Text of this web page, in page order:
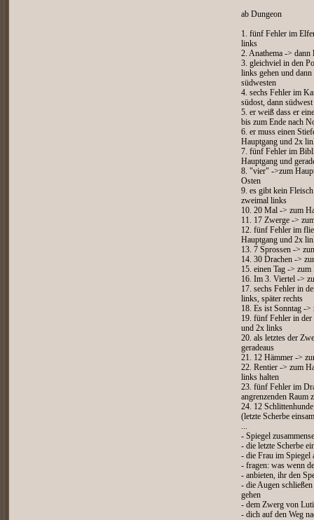
ab Dungeon
1. fünf Fehler im
links
2. Anathema -> dann
3. gleichviel in den
links gehen und
südwesten
4. sechs Fehler im
südost, dann südwest
5. er weiß dass er
bis zum Ende nach
6. er muss einen
Hauptgang und 2x
7. fünf Fehler im
Hauptgang und
8. "vier" ->zum
Osten
9. es gibt kein
zweimal links
10. 20 Mal -> zum
11. 17 Zwerge ->
12. fünf Fehler im
Hauptgang und 2x
13. 7 Sprossen ->
14. 30 Drachen ->
15. einen Tag ->
16. Im 3. Viertel ->
17. sechs Fehler in
links, später rechts
18. Es ist Sonntag ->
19. fünf Fehler in der
und 2x links
20. als letztes der
geradeaus
21. 12 Hämmer ->
22. Rentier -> zum
links halten
23. fünf Fehler im
angrenzenden Raum
24. 12
(letzte Scherbe
...
- Spiegel
- die letzte Scherbe
- die Frau im Spiegel
- fragen: was wenn
- anbieten, ihr den
- die Augen
gehen
- dem Zwerg von
- dich auf den Weg